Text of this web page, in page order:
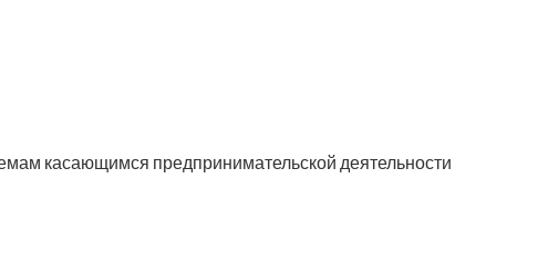
касающимся предпринимательской деятельности